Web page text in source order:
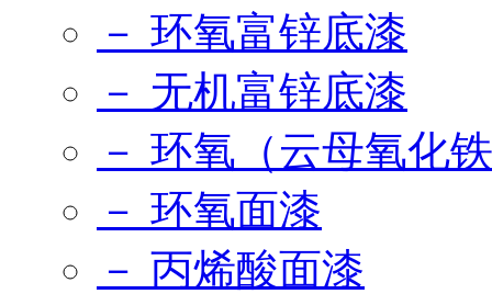
－ 环氧富锌底漆
－ 无机富锌底漆
－ 环氧（云母氧化
－ 环氧面漆
－ 丙烯酸面漆